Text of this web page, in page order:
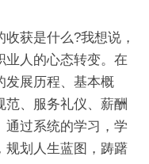
获是什么?我想说，
业人的心态转变。在
发展历程、基本概
范、服务礼仪、薪酬
通过系统的学习，学
规划人生蓝图，踌躇